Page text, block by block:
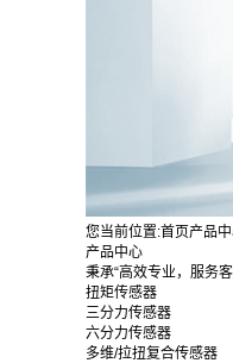
您当前位置:首页产品
产品中心
秉承“高效专业，服务
扭矩传感器
三分力传感器
六分力传感器
多维/拉扭复合传感器